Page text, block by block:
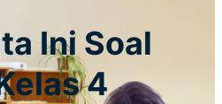
Ini Soal
4